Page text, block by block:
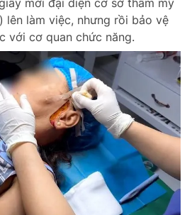
mời đại diện cơ sở thẩm mỹ
lên làm việc, nhưng rồi bảo vệ
với cơ quan chức năng.